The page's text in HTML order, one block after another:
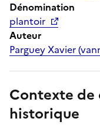
Dénomination
plantoir
Auteur
Parguey Xavier
Contexte de
historique